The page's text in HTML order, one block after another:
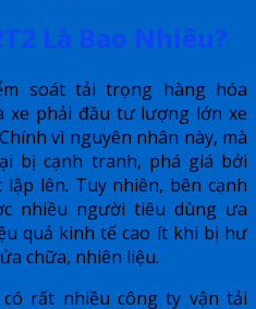
Là Bao Nhiêu?
soát tải trọng hàng hóa
xe phải đầu tư lượng lớn xe
vì nguyên nhân này, mà
bị cạnh tranh, phá giá bởi
lên. Tuy nhiên, bên cạnh
nhiều người tiêu dùng ưa
quả kinh tế cao ít khi bị hư
chữa, nhiên liệu.
rất nhiều công ty vận tải